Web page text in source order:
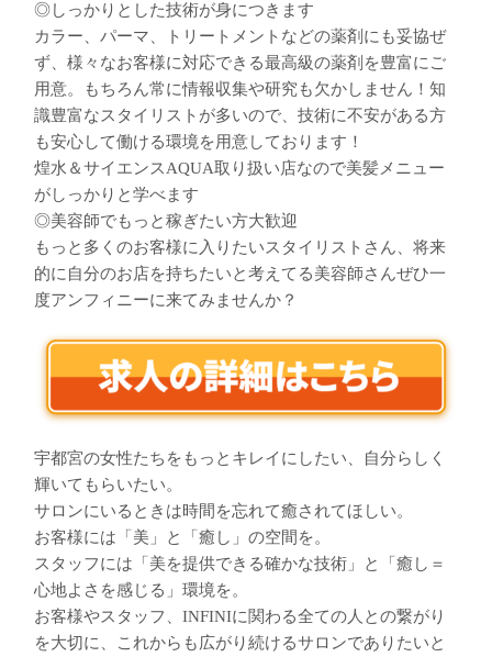
◎しっかりとした技術が身につきます
カラー、パーマ、トリートメントなどの薬剤にも妥協ぜ
ず、様々なお客様に対応できる最高級の薬剤を豊富にご
用意。もちろん常に情報収集や研究も欠かしません！知
識豊富なスタイリストが多いので、技術に不安がある方
も安心して働ける環境を用意しております！
煌水＆サイエンスAQUA取り扱い店なので美髪メニュー
がしっかりと学べます
◎美容師でもっと稼ぎたい方大歓迎
もっと多くのお客様に入りたいスタイリストさん、将来
的に自分のお店を持ちたいと考えてる美容師さんぜひ一
度アンフィニーに来てみませんか？
宇都宮の女性たちをもっとキレイにしたい、自分らしく
輝いてもらいたい。
サロンにいるときは時間を忘れて癒されてほしい。
お客様には「美」と「癒し」の空間を。
スタッフには「美を提供できる確かな技術」と「癒し＝
心地よさを感じる」環境を。
お客様やスタッフ、INFINIに関わる全ての人との繋がり
を大切に、これからも広がり続けるサロンでありたいと